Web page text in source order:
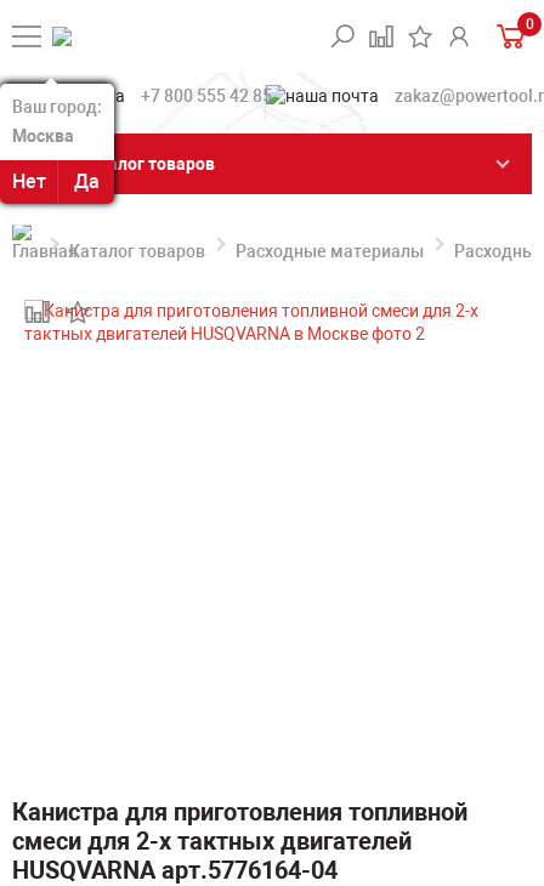
Ваш город:
Москва
Нет Да
Ваш город:
Москва
Нет Да
0
+7 800 555 42 85
Каталог товаров
Каталог товаров Расходные материалы
Канистра для приготовления топливной
смеси для 2-х тактных двигателей
HUSQVARNA арт.5776164-04